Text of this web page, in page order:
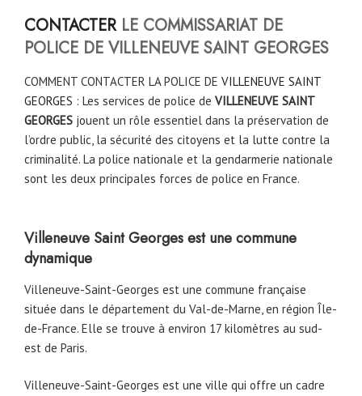
CONTACTERLE COMMISSARIAT DE
POLICE DE VILLENEUVE SAINT GEORGES
COMMENT CONTACTER LA POLICE DE VILLENEUVE SAINT
GEORGES : Les services de police de VILLENEUVE SAINT
GEORGES jouent un rôle essentiel dans la préservation de
l’ordre public, la sécurité des citoyens et la lutte contre la
criminalité. La police nationale et la gendarmerie nationale
sont les deux principales forces de police en France.
Villeneuve Saint Georges est une commune
dynamique
Villeneuve-Saint-Georges est une commune française
située dans le département du Val-de-Marne, en région Île-
de-France. Elle se trouve à environ 17 kilomètres au sud-
est de Paris.
Villeneuve-Saint-Georges est une ville qui offre un cadre